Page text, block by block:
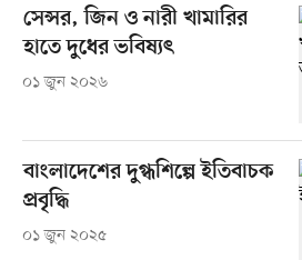
সেন্সর, জিন ও নারী খামারির
হাতে দুধের ভবিষ্যৎ
০১ জুন ২০২৬
বাংলাদেশের দুগ্ধশিল্পে ইতিবাচক
প্রবৃদ্ধি
০১ জুন ২০২৫